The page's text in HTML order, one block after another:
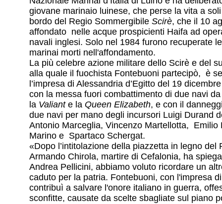
giovane marinaio luinese, che perse la vita a
bordo del Regio Sommergibile Scirè, che il 10
affondato nelle acque prospicienti Haifa ad
navali inglesi. Solo nel 1984 furono recuperate
marinai morti nell'affondamento.
La più celebre azione militare dello Scirè e del
alla quale il fuochista Fontebuoni partecipò, è
l’impresa di Alessandria d’Egitto del 19
con la messa fuori combattimento di due navi
la Valiante la Queen Elizabeth, e con il
due navi per mano degli incursori Luigi Durand
Antonio Marceglia, Vincenzo Martellotta, Emilio
Marino e Spartaco Schergat.
«Dopo l’intitolazione della piazzetta in legno
Armando Chirola, martire di Cefalonia, ha
Andrea Pellicini, abbiamo voluto ricordare un
caduto per la patria. Fontebuoni, con l'impresa
contribuì a salvare l'onore italiano in guerra,
sconfitte, causate da scelte sbagliate sul piano